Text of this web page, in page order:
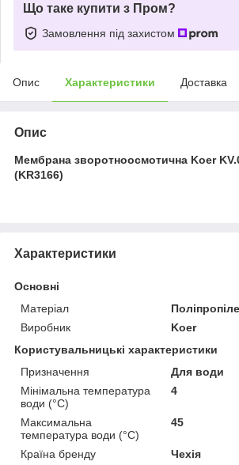
Що таке купити з Пром?
Замовлення під захистом
Опис Характеристики Доставка
Опис
Мембрана зворотноосмотична Koer
(KR3166)
Характеристики
Основні
Матеріал
Виробник
Koer
Користувальницькі характеристики
Призначення
Для води
Мінімальна температура
води (°C)
4
Максимальна
температура води (°C)
45
Країна бренду
Чехія